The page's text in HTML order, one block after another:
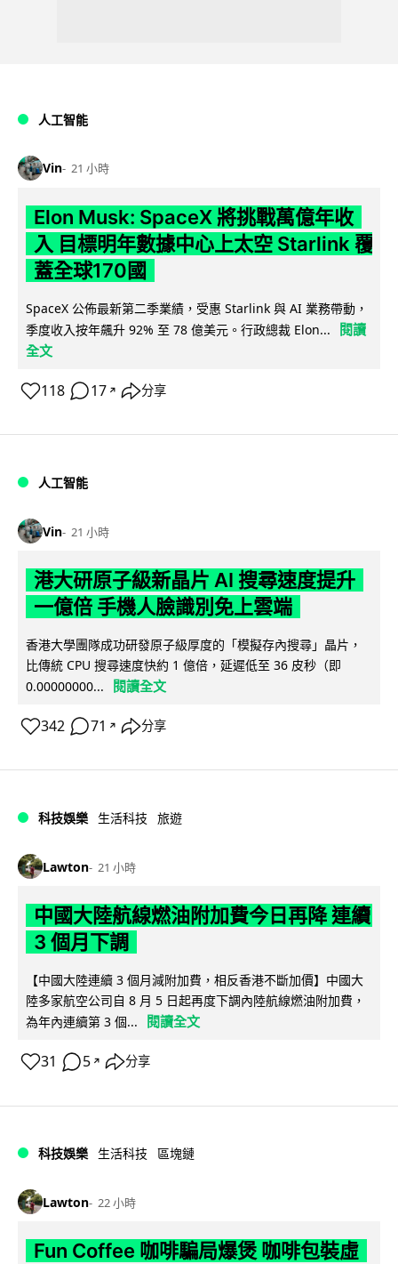
人工智能
Vin 21 小時
Elon Musk: SpaceX 將挑戰萬億年收
入 目標明年數據中心上太空 Starlink 覆
蓋全球170國
SpaceX 公佈最新第二季業績，受惠 Starlink 與 AI 業務帶動，
季度收入按年飆升 92% 至 78 億美元。行政總裁 Elon...
閱讀
全文
118 17 ↗ 分享
人工智能
Vin 21 小時
港大研原子級新晶片 AI 搜尋速度提升
一億倍 手機人臉識別免上雲端
香港大學團隊成功研發原子級厚度的「模擬存內搜尋」晶片，
比傳統 CPU 搜尋速度快約 1 億倍，延遲低至 36 皮秒（即
0.00000000...
閱讀全文
342 71 ↗ 分享
科技娛樂 生活科技 旅遊
Lawton 21 小時
中國大陸航線燃油附加費今日再降 連續
3 個月下調
【中國大陸連續 3 個月減附加費，相反香港不斷加價】中國大
陸多家航空公司自 8 月 5 日起再度下調內陸航線燃油附加費，
為年內連續第 3 個...
閱讀全文
31 5 ↗ 分享
科技娛樂 生活科技 區塊鏈
Lawton 22 小時
Fun Coffee 咖啡騙局爆煲 咖啡包裝虛